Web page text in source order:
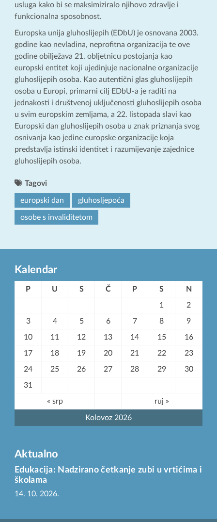
usluga kako bi se maksimiziralo njihovo zdravlje i
funkcionalna sposobnost.
Europska unija gluhoslijepih (EDbU) je osnovana 2003.
godine kao nevladina, neprofitna organizacija te ove
godine obilježava 21. obljetnicu postojanja kao
europski entitet koji ujedinjuje nacionalne organizacije
gluhoslijepih osoba. Kao autentični glas gluhoslijepih
osoba u Europi, primarni cilj EDbU-a je raditi na
jednakosti i društvenoj uključenosti gluhoslijepih osoba
u svim europskim zemljama, a 22. listopada slavi kao
Europski dan gluhoslijepih osoba u znak priznanja svog
osnivanja kao jedine europske organizacije koja
predstavlja istinski identitet i razumijevanje zajednice
gluhoslijepih osoba.
Tagovi
europski dan gluhosljepoća
osobe s invaliditetom
Kalendar
Kolovoz 2026
P U S Č P S N
1 2
3 4 5 6 7 8 9
10 11 12 13 14 15 16
17 18 19 20 21 22 23
24 25 26 27 28 29 30
31
« srp ruj »
Aktualno
Edukacija: Nadzirano četkanje zubi u vrtićima i
školama
14. 10. 2026.